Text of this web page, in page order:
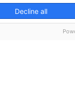
Decline all